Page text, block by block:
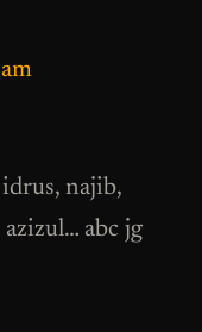
idrus, najib,
azizul… abc jg